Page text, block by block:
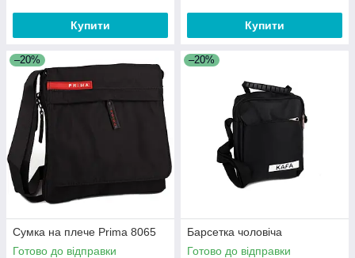
Купити Купити
–20%
Сумка на плече Prima 8065
Готово до відправки
–20%
Барсетка чоловіча
Готово до відправки